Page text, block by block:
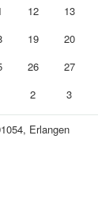
12 13
19 20
26 27
2 3
Erlangen